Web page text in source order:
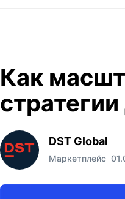
Как
DST Global
Маркетплейс